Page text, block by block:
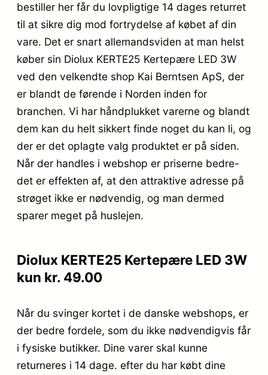
bestiller her får du lovpligtige 14 dages returret
til at sikre dig mod fortrydelse af købet af din
vare. Det er snart allemandsviden at man helst
køber sin Diolux KERTE25 Kertepære LED 3W
ved den velkendte shop Kai Berntsen ApS, der
er blandt de førende i Norden inden for
branchen. Vi har håndplukket varerne og blandt
dem kan du helt sikkert finde noget du kan li, og
der er det oplagte valg produktet er på siden.
Når der handles i webshop er priserne bedre-
det er effekten af, at den attraktive adresse på
strøget ikke er nødvendig, og man dermed
sparer meget på huslejen.
Diolux KERTE25 Kertepære LED 3W
kun kr. 49.00
Når du svinger kortet i de danske webshops, er
der bedre fordele, som du ikke nødvendigvis får
i fysiske butikker. Dine varer skal kunne
returneres i 14 dage. efter du har købt dine